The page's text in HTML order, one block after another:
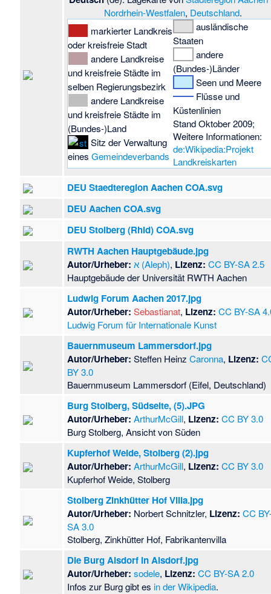
Nordrhein-Westfalen, Deutschland.
markierter Landkreis
oder kreisfreie Stadt
andere Landkreise
und kreisfreie Städte im
selben Regierungsbezirk
andere Landkreise
und kreisfreie Städte im
(Bundes-)Land
Sitz der Verwaltung
einesGemeindeverbands
ausländische
Staaten
andere
(Bundes-)Länder
Seen und Meere
Flüsse und
Küstenlinien
Stand Oktober 2009;
Weitere Informationen:
de:Wikipedia:Projekt
Landkreiskarten
DEU Staedteregion Aachen COA.svg
DEU Aachen COA.svg
DEU Stolberg (Rhld) COA.svg
RWTH Aachen Hauptgebäude.jpg
Autor/Urheber:
א (Aleph), Lizenz: CC BY-SA 2.5
Hauptgebäude der Universität RWTH Aachen
Ludwig Forum Aachen 2017.jpg
Autor/Urheber: Sebastianat, Lizenz: CC BY-SA
Ludwig Forum für Internationale Kunst
Bauernmuseum Lammersdorf.jpg
Autor/Urheber: Steffen HeinzCaronna, Lizenz:
BY 3.0
Bauernmuseum Lammersdorf (Eifel, Deutschland)
Burg Stolberg, Südseite, (5).JPG
Autor/Urheber: ArthurMcGill, Lizenz: CC BY 3.0
Burg Stolberg, Ansicht von Süden
Kupferhof Weide, Stolberg (2).jpg
Autor/Urheber: ArthurMcGill, Lizenz: CC BY 3.0
Kupferhof Weide, Stolberg
Stolberg Zinkhütter Hof Villa.jpg
Autor/Urheber: Norbert Schnitzler, Lizenz: CC
SA 3.0
Stolberg, Zinkhütter Hof, Fabrikantenvilla
Die Burg Alsdorf in Alsdorf.jpg
Autor/Urheber: sodele, Lizenz: CC BY-SA 2.0
Infos zur Burg gibt es in der Wikipedia.